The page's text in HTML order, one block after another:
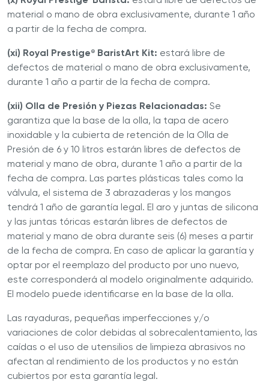
material o mano de obra exclusivamente, durante 1 año
a partir de la fecha de compra.
(xi) Royal Prestige ® BaristArt Kit: estará libre de
defectos de material o mano de obra exclusivamente,
durante 1 año a partir de la fecha de compra.
(xii) Olla de Presión y Piezas Relacionadas: Se
garantiza que la base de la olla, la tapa de acero
inoxidable y la cubierta de retención de la Olla de
Presión de 6 y 10 litros estarán libres de defectos de
material y mano de obra, durante 1 año a partir de la
fecha de compra. Las partes plásticas tales como la
válvula, el sistema de 3 abrazaderas y los mangos
tendrá 1 año de garantía legal. El aro y juntas de silicona
y las juntas tóricas estarán libres de defectos de
material y mano de obra durante seis (6) meses a partir
de la fecha de compra. En caso de aplicar la garantía y
optar por el reemplazo del producto por uno nuevo,
este corresponderá al modelo originalmente adquirido.
El modelo puede identificarse en la base de la olla.
Las rayaduras, pequeñas imperfecciones y/o
variaciones de color debidas al sobrecalentamiento, las
caídas o el uso de utensilios de limpieza abrasivos no
afectan al rendimiento de los productos y no están
cubiertos por esta garantía legal.